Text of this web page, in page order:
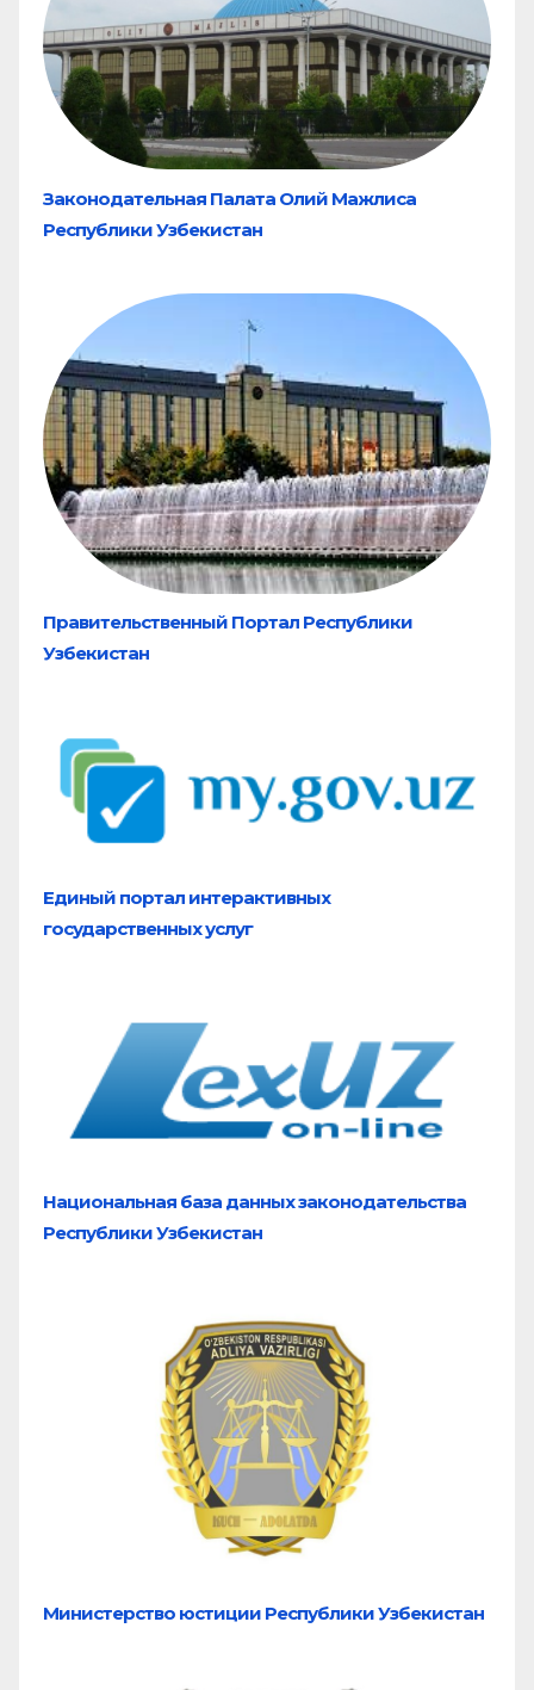
Законодательная Палата Олий Мажлиса
Республики Узбекистан
Правительственный Портал Республики
Узбекистан
Единый портал интерактивных
государственных услуг
Национальная база данных законодательства
Республики Узбекистан
Министерство юстиции Республики Узбекистан